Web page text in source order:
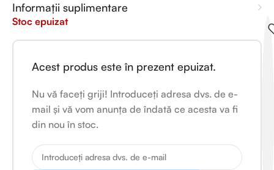
Informații suplimentare
Stoc epuizat
Acest produs este în prezent epuizat.
Nu vă faceți griji! Introduceți adresa dvs. de e-
mail și vă vom anunța de îndată ce acesta va fi
din nou în stoc.